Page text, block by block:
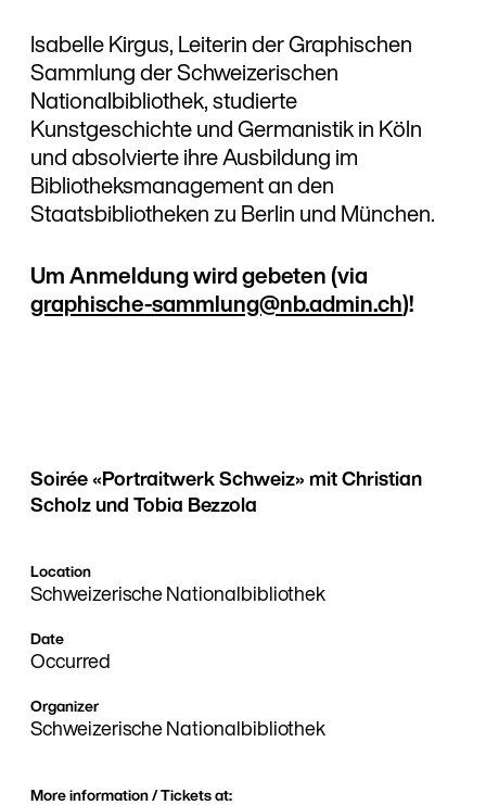
Isabelle Kirgus, Leiterin der Graphischen
Sammlung der Schweizerischen
Nationalbibliothek, studierte
Kunstgeschichte und Germanistik in Köln
und absolvierte ihre Ausbildung im
Bibliotheksmanagement an den
Staatsbibliotheken zu Berlin und München.
Um Anmeldung wird gebeten (via
graphische-sammlung@nb.admin.ch)!
Soirée «Portraitwerk Schweiz» mit Christian
Scholz und Tobia Bezzola
Location
Schweizerische Nationalbibliothek
Date
Occurred
Organizer
Schweizerische Nationalbibliothek
More information / Tickets at: